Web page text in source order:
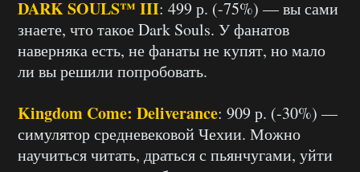
DARK SOULS™ III: 499 р. (-75%) — вы сами
знаете, что такое Dark Souls. У фанатов
наверняка есть, не фанаты не купят, но мало
ли вы решили попробовать.
Kingdom Come: Deliverance: 909 р. (-30%) —
симулятор средневековой Чехии. Можно
научиться читать, драться с пьянчугами, уйти